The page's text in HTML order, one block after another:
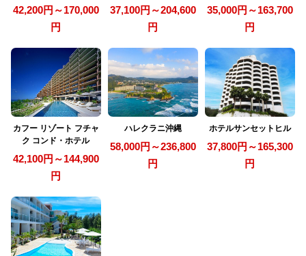
42,200円～170,000
円
37,100円～204,600
円
35,000円～163,700
円
カフー リゾート フチャ
ク コンド・ホテル
42,100円～144,900
円
ハレクラニ沖縄
58,000円～236,800
円
ホテルサンセットヒル
37,800円～165,300
円